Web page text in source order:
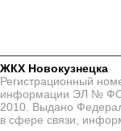
ЖКХ Новокузнецка
Регистрационный
информации ЭЛ № ФС
2010. Выдано
в сфере связи,